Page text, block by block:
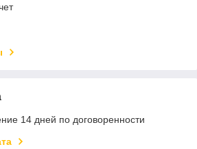
14 дней по договоренности